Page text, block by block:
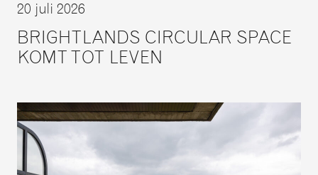
20 juli 2026
BRIGHTLANDS CIRCULAR SPACE
KOMT TOT LEVEN